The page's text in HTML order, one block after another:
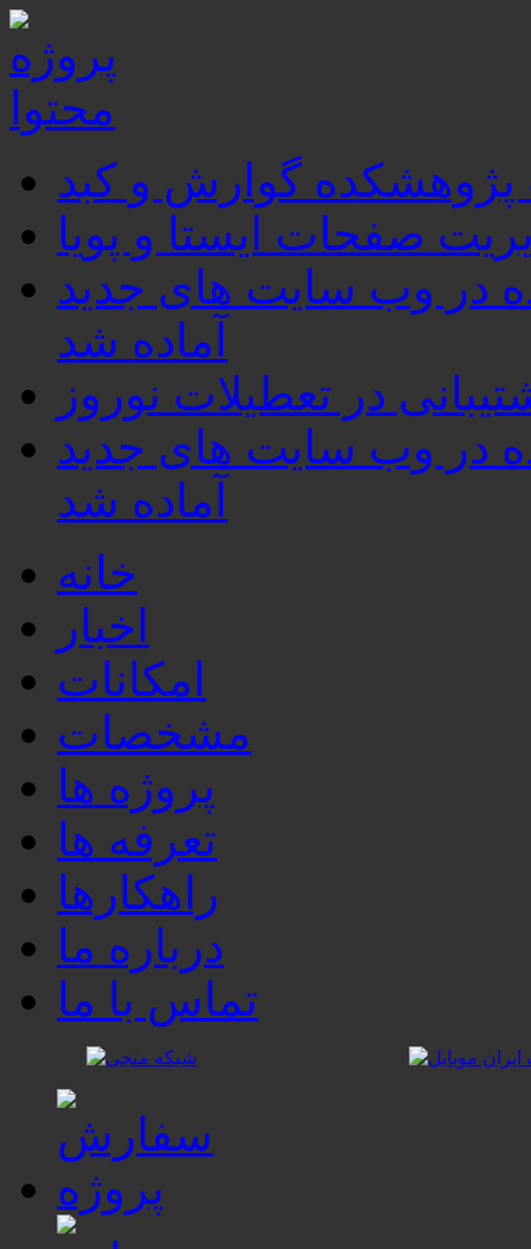
پژوهشکده گوارش و کبد
صفحات ایستا و پویا
استفاده در وب سایت های جدید
آماده شد
در تعطیلات نوروز
استفاده در وب سایت های جدید
آماده شد
خانه
اخبار
امکانات
مشخصات
پروژه ها
تعرفه ها
راهکارها
درباره ما
تماس با ما